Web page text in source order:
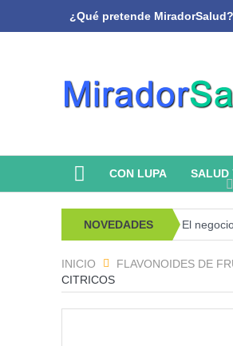
¿Qué pretende MiradorSalud?
CON LUPA SALUD
NOVEDADES
psicoanálisis y memoria El negocio
INICIO
FLAVONOIDES DE
CITRICOS